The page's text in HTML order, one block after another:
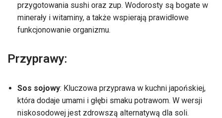
przygotowania sushi oraz zup. Wodorosty są bogate w
minerały i witaminy, a także wspierają prawidłowe
funkcjonowanie organizmu.
Przyprawy:
Sos sojowy: Kluczowa przyprawa w kuchni japońskiej,
która dodaje umami i głębi smaku potrawom. W wersji
niskosodowej jest zdrowszą alternatywą dla soli.